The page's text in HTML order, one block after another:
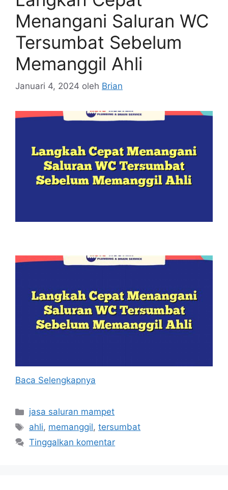
Menangani Saluran WC
Tersumbat Sebelum
Memanggil Ahli
Januari 4, 2024 oleh Brian
Baca Selengkapnya
Kategori
jasa saluran mampet
Tag
ahli, memanggil,tersumbat
Tinggalkan komentar